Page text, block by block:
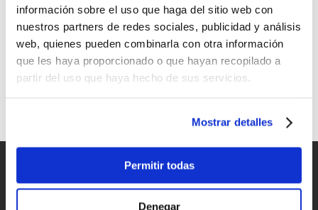
información sobre el uso que haga del sitio web con
nuestros partners de redes sociales, publicidad y análisis
web, quienes pueden combinarla con otra información
que les haya proporcionado o que hayan recopilado a
partir del uso que haya hecho de sus servicios.
Mostrar detalles
Permitir todas
Denegar
ION Water, Surfing elements
Entregas rápidas
para España y Portugal